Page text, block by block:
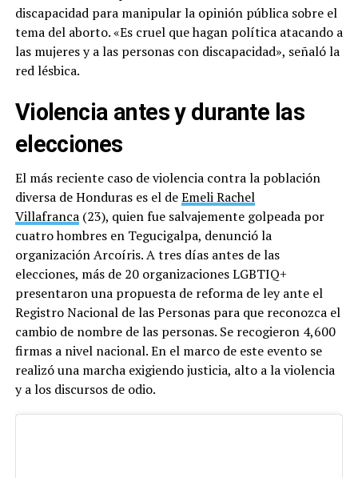
discapacidad para manipular la opinión pública sobre el
tema del aborto. «Es cruel que hagan política atacando a
las mujeres y a las personas con discapacidad», señaló la
red lésbica.
Violencia antes y durante las
elecciones
El más reciente caso de violencia contra la población
diversa de Honduras es el deEmeli Rachel
Villafranca(23), quien fue salvajemente golpeada por
cuatro hombres en Tegucigalpa, denunció la
organización Arcoíris. A tres días antes de las
elecciones, más de 20 organizaciones LGBTIQ+
presentaron una propuesta de reforma de ley ante el
Registro Nacional de las Personas para que reconozca el
cambio de nombre de las personas. Se recogieron 4,600
firmas a nivel nacional. En el marco de este evento se
realizó una marcha exigiendo justicia, alto a la violencia
y a los discursos de odio.